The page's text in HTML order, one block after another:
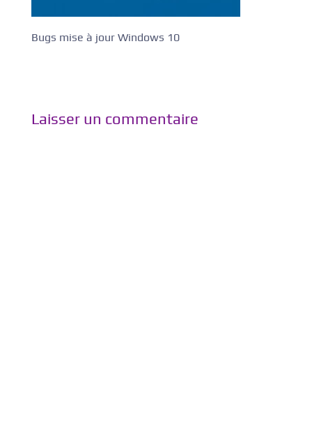
Bugs mise à jour Windows 10
Laisser un commentaire